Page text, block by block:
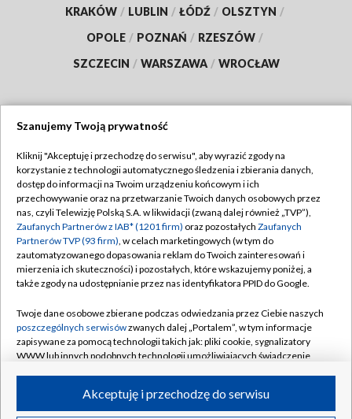
KRAKÓW / LUBLIN / ŁÓDŹ / OLSZTYN /
OPOLE / POZNAŃ / RZESZÓW /
SZCZECIN / WARSZAWA / WROCŁAW
TVP
Abonament TVP
Emisja w TVP
Centrum informacji TVP
Naziemna Telewizja Cyfrowa
Rada Programowa
System NOS
Informacje o nadawcy
Program dla prasy
Regulamin TVP
Polityka prywatności
Moje zgody
Pomoc
Kontakt
Kanały
Szanujemy Twoją prywatność
Kliknij "Akceptuję i przechodzę do serwisu", aby wyrazić zgody na
korzystanie z technologii automatycznego śledzenia i zbierania danych,
dostęp do informacji na Twoim urządzeniu końcowym i ich
przechowywanie oraz na przetwarzanie Twoich danych osobowych przez
nas, czyli Telewizję Polską S.A. w likwidacji (zwaną dalej również „TVP”),
Zaufanych Partnerów z IAB* (1201 firm) oraz pozostałych Zaufanych
Partnerów TVP (93 firm), w celach marketingowych (w tym do
zautomatyzowanego dopasowania reklam do Twoich zainteresowań i
mierzenia ich skuteczności) i pozostałych, które wskazujemy poniżej, a
także zgody na udostępnianie przez nas identyfikatora PPID do Google.
Twoje dane osobowe zbierane podczas odwiedzania przez Ciebie naszych
poszczególnych serwisówzwanych dalej „Portalem”, w tym informacje
zapisywane za pomocą technologii takich jak: pliki cookie, sygnalizatory
WWW lub innych podobnych technologii umożliwiających świadczenie
ruchu w Internecie.Akceptuję i przechodzę do serwisu